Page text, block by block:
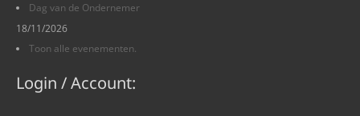
Dag van de Ondernemer
18/11/2026
Toon alle evenementen.
Login / Account: